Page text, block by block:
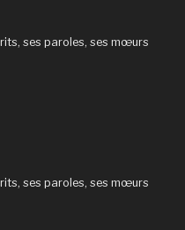
ses paroles, ses mœurs
ses paroles, ses mœurs